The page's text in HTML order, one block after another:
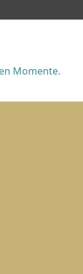
Momente.